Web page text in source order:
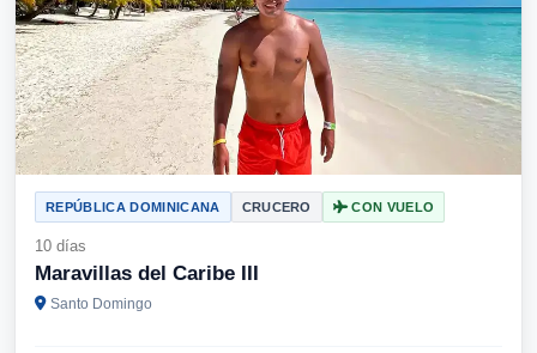
REPÚBLICA DOMINICANA CRUCERO CON VUELO
10 días
Maravillas del Caribe III
Santo Domingo